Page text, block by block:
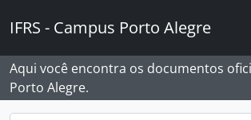
IFRS - Campus Porto Alegre
Aqui você encontra os documentos
Porto Alegre.